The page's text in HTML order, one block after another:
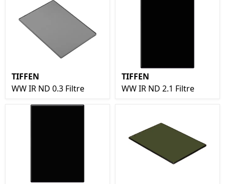
TIFFEN
WW IR ND 0.3 Filtre
TIFFEN
WW IR ND 2.1 Filtre